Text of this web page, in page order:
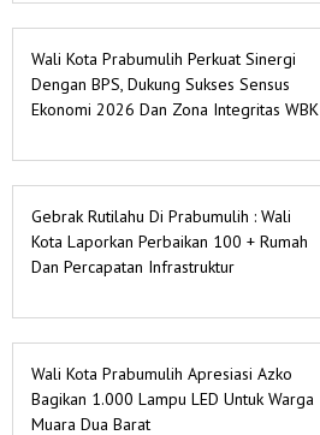
Wali Kota Prabumulih Perkuat Sinergi
Dengan BPS, Dukung Sukses Sensus
Ekonomi 2026 Dan Zona Integritas WBK
Gebrak Rutilahu Di Prabumulih : Wali
Kota Laporkan Perbaikan 100 + Rumah
Dan Percapatan Infrastruktur
Wali Kota Prabumulih Apresiasi Azko
Bagikan 1.000 Lampu LED Untuk Warga
Muara Dua Barat